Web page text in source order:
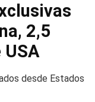
2,5
USA
desde Estados